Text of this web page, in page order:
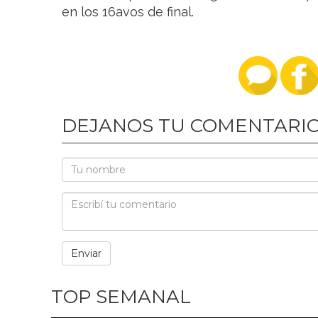
en los 16avos de final.
DEJANOS TU
TOP SEMANAL